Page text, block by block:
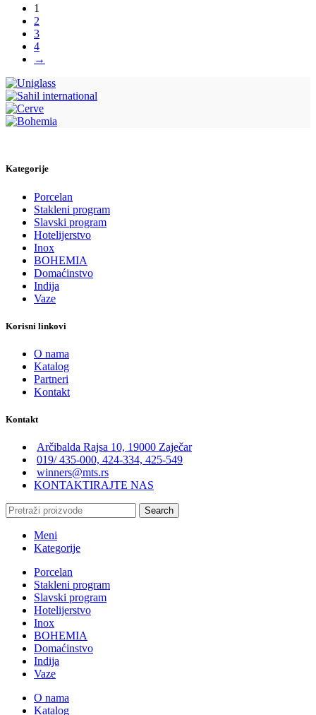
1
2
3
4
→
Kategorije
Porcelan
Stakleni program
Slavski program
Hotelijerstvo
Inox
BOHEMIA
Domaćinstvo
Indija
Vaze
Korisni linkovi
O nama
Katalog
Partneri
Kontakt
Kontakt
Arčibalda Rajsa 10, 19000 Zaječar
019/ 435-000, 424-334, 425-549
winners@mts.rs
KONTAKTIRAJTE NAS
Search
Meni
Kategorije
Porcelan
Stakleni program
Slavski program
Hotelijerstvo
Inox
BOHEMIA
Domaćinstvo
Indija
Vaze
O nama
Katalog